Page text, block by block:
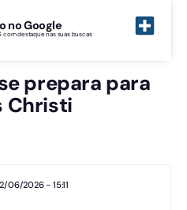
no Google
com destaque nas suas buscas
prepara para
Christi
06/2026 - 15:11